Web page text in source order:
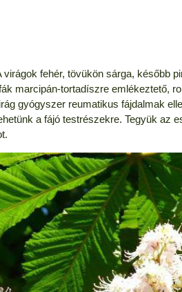
fehér, tövükön sárga, később
marcipán-tortadíszre emlékeztető,
gyógyszer reumatikus fájdalmak
a fájó testrészekre. Tegyük az